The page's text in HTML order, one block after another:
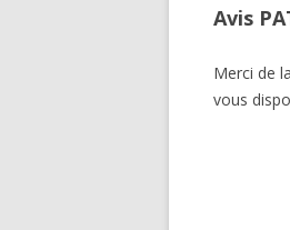
Avis
Merci de
vous